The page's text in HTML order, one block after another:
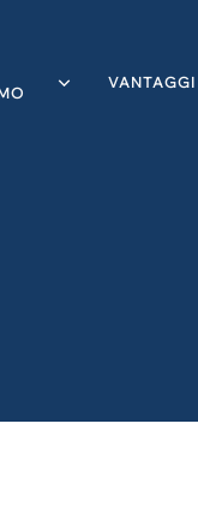
VANTAGGI